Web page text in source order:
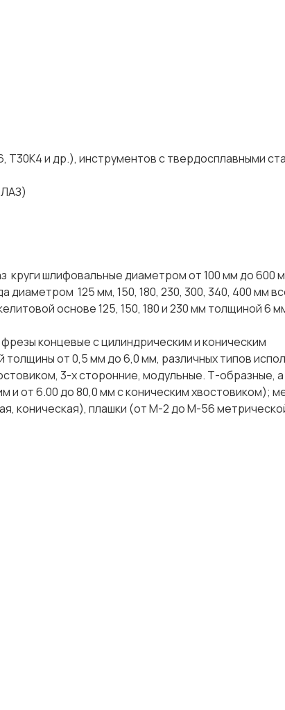
и др.), инструментов с твердосплавными
шлифовальные диаметром от 100 мм до 600
диаметром 125 мм, 150, 180, 230, 300, 340, 400 мм
основе 125, 150, 180 и 230 мм толщиной 6
концевые с цилиндрическим и коническим
от 0,5 мм до 6,0 мм, различных типов
3-х сторонние, модульные. Т-образные,
и от 6.00 до 80,0 мм с коническим хвостовиком);
коническая), плашки (от М-2 до М-56